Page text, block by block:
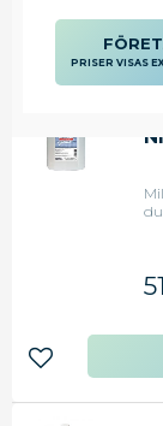
Lägg till i
PRISER VISAS